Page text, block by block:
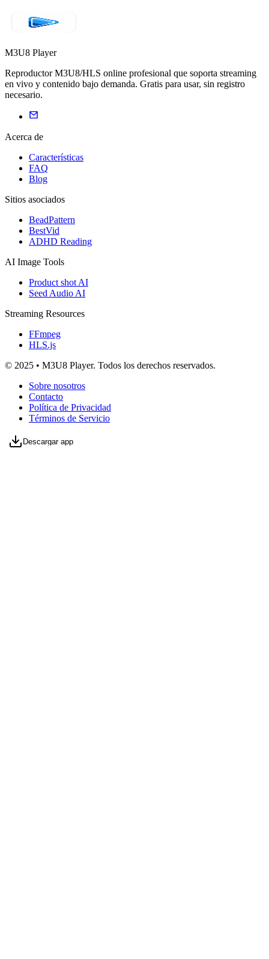
M3U8 Player
Reproductor M3U8/HLS online profesional que soporta streaming
en vivo y contenido bajo demanda. Gratis para usar, sin registro
necesario.
Acerca de
Características
FAQ
Blog
Sitios asociados
BeadPattern
BestVid
ADHD Reading
AI Image Tools
Product shot AI
Seed Audio AI
Streaming Resources
FFmpeg
HLS.js
© 2025 • M3U8 Player. Todos los derechos reservados.
Sobre nosotros
Contacto
Política de Privacidad
Términos de Servicio
Descargar app